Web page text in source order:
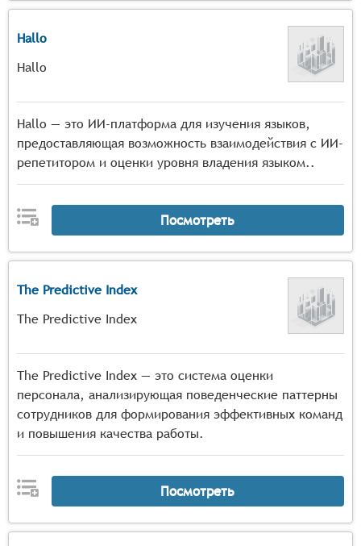
Hallo
Hallo
Hallo — это ИИ-платформа для изучения языков,
предоставляющая возможность взаимодействия с ИИ-
репетитором и оценки уровня владения языком..
Посмотреть
The Predictive Index
The Predictive Index
The Predictive Index — это система оценки
персонала, анализирующая поведенческие паттерны
сотрудников для формирования эффективных команд
и повышения качества работы.
Посмотреть